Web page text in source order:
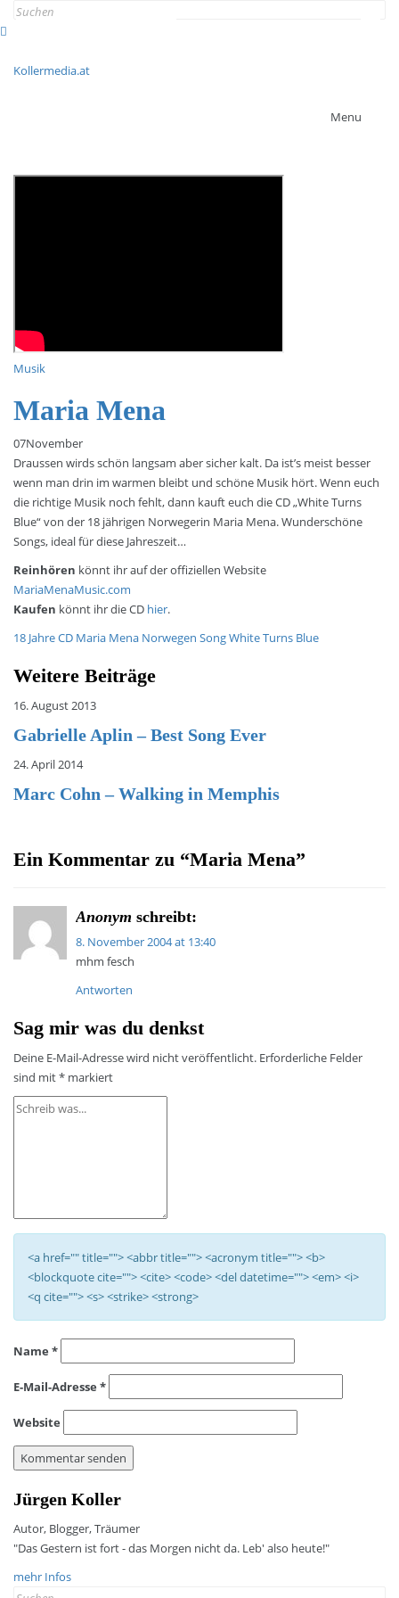
Search
Kollermedia.at
Menu
Musik
Maria Mena
07November
Draussen wirds schön langsam aber sicher kalt. Da ist’s meist besser
wenn man drin im warmen bleibt und schöne Musik hört. Wenn euch
die richtige Musik noch fehlt, dann kauft euch die CD „White Turns
Blue“ von der 18 jährigen Norwegerin Maria Mena. Wunderschöne
Songs, ideal für diese Jahreszeit…
Reinhören könnt ihr auf der offiziellen Website
MariaMenaMusic.com
Kaufen könnt ihr die CD hier.
18 JahreCD Maria Mena Norwegen SongWhite Turns Blue
Weitere Beiträge
16. August 2013
Gabrielle Aplin – Best Song Ever
24. April 2014
Marc Cohn – Walking in Memphis
Ein Kommentar zu “Maria Mena”
Anonym schreibt:
8. November 2004 at 13:40
mhm fesch
Antworten
Sag mir was du denkst
Deine E-Mail-Adresse wird nicht veröffentlicht. Erforderliche Felder
sind mit* markiert
<a href="" title=""> <abbr title=""> <acronym title=""> <b>
<blockquote cite=""> <cite> <code> <del datetime=""> <em> <i>
<q cite=""> <s> <strike> <strong>
Name *
E-Mail-Adresse *
Website
Jürgen Koller
Autor, Blogger, Träumer
"Das Gestern ist fort - das Morgen nicht da. Leb' also heute!"
mehr Infos